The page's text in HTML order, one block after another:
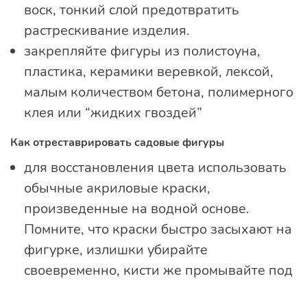
воск, тонкий слой предотвратить
растрескивание изделия.
закрепляйте фигуры из полистоуна,
пластика, керамики веревкой, лексой,
малым количеством бетона, полимерного
клея или “жидких гвоздей”
Как отреставрировать садовые фигуры
для восстановления цвета использовать
обычные акриловые краски,
произведенные на водной основе.
Помните, что краски быстро засыхают на
фигурке, излишки убирайте
своевременно, кисти же промывайте под